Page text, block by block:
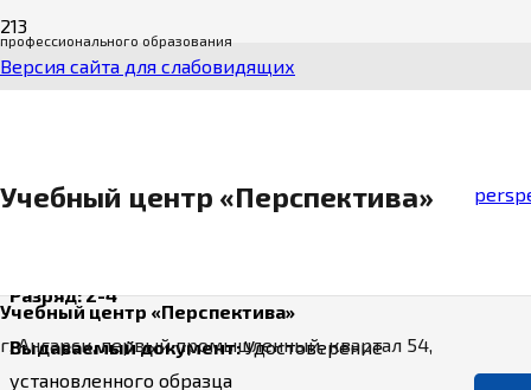
Версия сайта для слабовидящих
профессионального образования
Учебный центр «Перспектива»
г. Ангарск, первый промышленный, квартал 54,
Учебный центр «Перспектива»
Чистильщик
Повышение разряда: 4000 руб.
Разряд: 2-4
Выдаваемый документ:Удостоверение
установленного образца